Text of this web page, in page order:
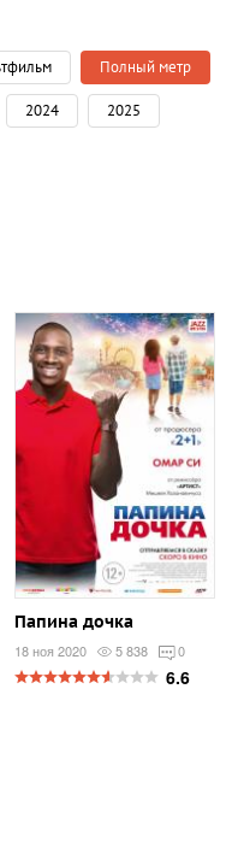
Полный метр
2024 2025
Папина дочка
18 ноя 2020 5 838 0
6.6